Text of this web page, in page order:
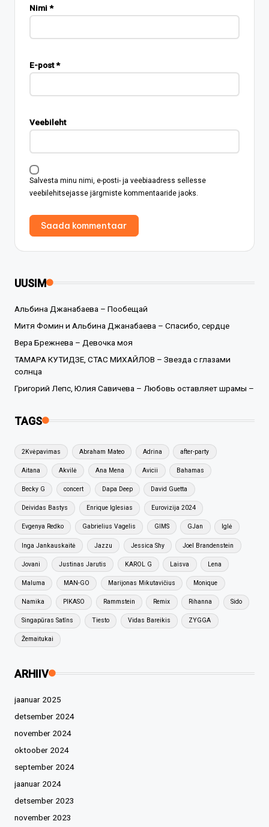
Nimi*
E-post*
Veebileht
Salvesta minu nimi, e-posti- ja veebiaadress sellesse
veebilehitsejasse järgmiste kommentaaride jaoks.
UUSIM
Альбина Джанабаева – Пообещай
Митя Фомин и Альбина Джанабаева – Спасибо, сердце
Вера Брежнева – Девочка моя
ТАМАРА КУТИДЗЕ, СТАС МИХАЙЛОВ – Звезда с глазами
солнца
Григорий Лепс, Юлия Савичева – Любовь оставляет шрамы –
TAGS
2Kvėpavimas Abraham Mateo Adrina after-party
Aitana Akvilė Ana Mena Avicii Bahamas
Becky G concert Dapa Deep David Guetta
Deividas Bastys Enrique Iglesias Eurovizija 2024
Evgenya Redko Gabrielius Vagelis GIMS GJan Iglė
Inga Jankauskaitė Jazzu Jessica Shy Joel Brandenstein
Jovani Justinas Jarutis KAROL G Laisva Lena
Maluma MAN-GO Marijonas Mikutavičius Monique
Namika PIKASO Rammstein Remix Rihanna Sido
Singapūras Satīns Tiesto Vidas Bareikis ZYGGA
Žemaitukai
ARHIIV
jaanuar 2025
detsember 2024
november 2024
oktoober 2024
september 2024
jaanuar 2024
detsember 2023
november 2023